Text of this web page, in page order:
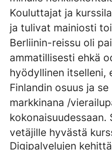
Kouluttajat ja
ja tulivat mainiosti
Berliinin-reissu oli
ammatillisesti ehkä
hyödyllinen itselleni,
Finlandin osuus ja
markkinana /
kokonaisuudessaan.
vetäjille hyvästä
Digipalvelujen